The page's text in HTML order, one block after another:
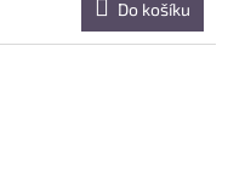
A
Do košíku